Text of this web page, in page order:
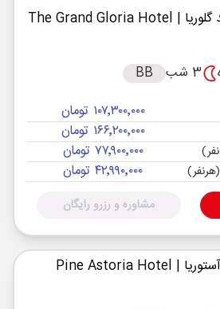
| The Grand Gloria Hotel
3 شب BB
۱۰۷٬۳۰۰٬۰۰۰ تومان
۱۶۶٬۲۰۰٬۰۰۰ تومان
۷۷٬۹۰۰٬۰۰۰ تومان
۴۲٬۹۹۰٬۰۰۰ تومان
مشاوره و رزرو رایگان
| Pine Astoria Hotel